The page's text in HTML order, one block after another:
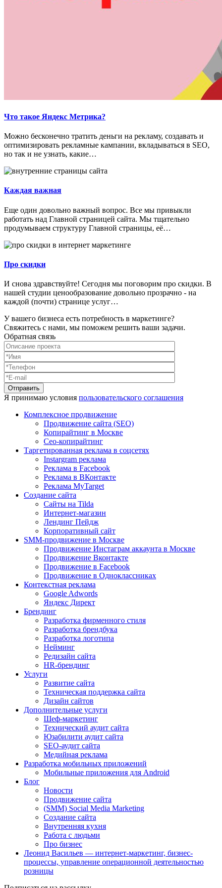
Что такое Яндекс Метрика?
Можно бесконечно тратить деньги на рекламу, создавать и
оптимизировать рекламные кампании, вкладываться в SEO,
но так и не узнать, какие…
Каждая важная
Еще один довольно важный вопрос. Все мы привыкли
работать над Главной страницей сайта. Мы тщательно
продумываем структуру Главной страницы, её…
Про скидки
И снова здравствуйте! Сегодня мы поговорим про скидки. В
нашей студии ценообразование довольно прозрачно - на
каждой (почти) странице услуг…
У вашего бизнеса есть потребность в маркетинге?
Свяжитесь с нами, мы поможем решить ваши задачи.
Обратная связь
Я принимаю условия пользовательского соглашения
Комплексное продвижение
Продвижение сайта (SEO)
Копирайтинг в Москве
Сео-копирайтинг
Таргетированная реклама в соцсетях
Instargram реклама
Реклама в Facebook
Реклама в ВКонтакте
Реклама MyTarget
Создание сайта
Сайты на Tilda
Интернет-магазин
Лендинг Пейдж
Корпоративный сайт
SMM-продвижение в Москве
Продвижение Инстаграм аккаунта в Москве
Продвижение Вконтакте
Продвижение в Facebook
Продвижение в Одноклассниках
Контекстная реклама
Google Adwords
Яндекс Директ
Брендинг
Разработка фирменного стиля
Разработка брендбука
Разработка логотипа
Нейминг
Редизайн сайта
HR-брендинг
Услуги
Развитие сайта
Техническая поддержка сайта
Дизайн сайтов
Дополнительные услуги
Шеф-маркетинг
Технический аудит сайта
Юзабилити аудит сайта
SEO-аудит сайта
Медийная реклама
Разработка мобильных приложений
Мобильные приложения для Android
Блог
Новости
Продвижение сайта
(SMM) Social Media Marketing
Создание сайта
Внутренняя кухня
Работа с людьми
Про бизнес
Леонид Васильев — интернет-маркетинг, бизнес-
процессы, управление операционной деятельностью
розницы